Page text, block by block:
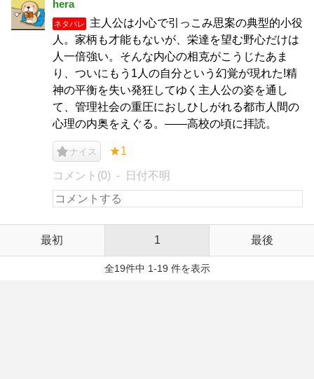
hera
ネタバレ
主人公は小心で引っこみ思案の典型的小役
人。家柄も才能もないが、栄達を望む野心だけは
人一倍強い。そんな内心の相克がこうじたあま
り、ついにもう1人の自分という幻覚が現れた!精
神の平衡を失い発狂してゆく主人公の姿を通し
て、管理社会の重圧におしひしがれる都市人間の
心理の内奥をえぐる。――高校の頃に拝読。
ナイス ★1
コメント(0) 日付不明
最初 1 最後
全19件中 1-19 件を表示